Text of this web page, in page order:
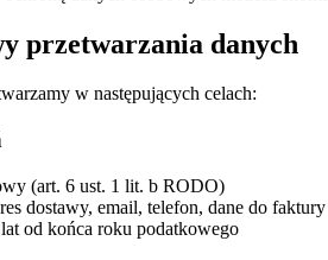
przetwarzania danych
w następujących celach:
(art. 6 ust. 1 lit. b RODO)
dostawy, email, telefon, dane do faktury
od końca roku podatkowego